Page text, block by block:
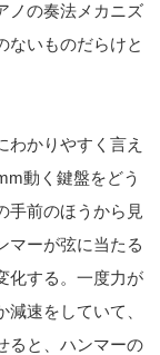
ノの奏法メカニズ
ないものだらけと
かりやすく言え
動く鍵盤をどう
手前のほうから見
マーが弦に当たる
化する。一度力が
速をしていて、
ると、ハンマーの